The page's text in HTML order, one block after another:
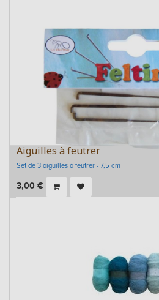
Aiguilles à feutrer
Set de 3 aiguilles à feutrer - 7,5 cm
3,00 €